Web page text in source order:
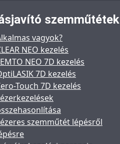
szemműtétek
vagyok?
NEO kezelés
NEO 7D kezelés
7D kezelés
Touch 7D kezelés
szemműtét lépésről